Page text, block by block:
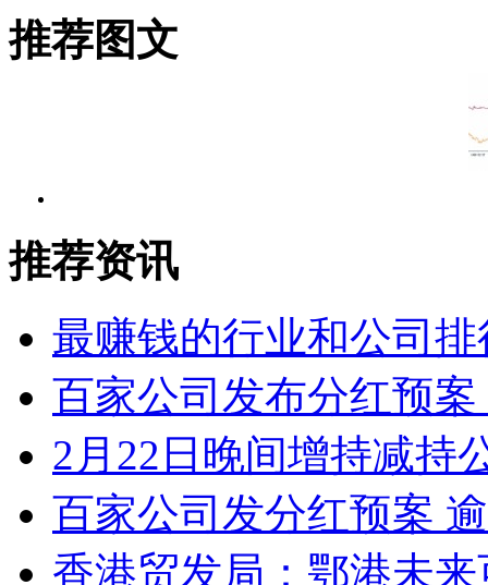
推荐图文
推荐资讯
最赚钱的行业和公司排
百家公司发布分红预
2月22日晚间增持减持
百家公司发分红预案
香港贸发局：鄂港未